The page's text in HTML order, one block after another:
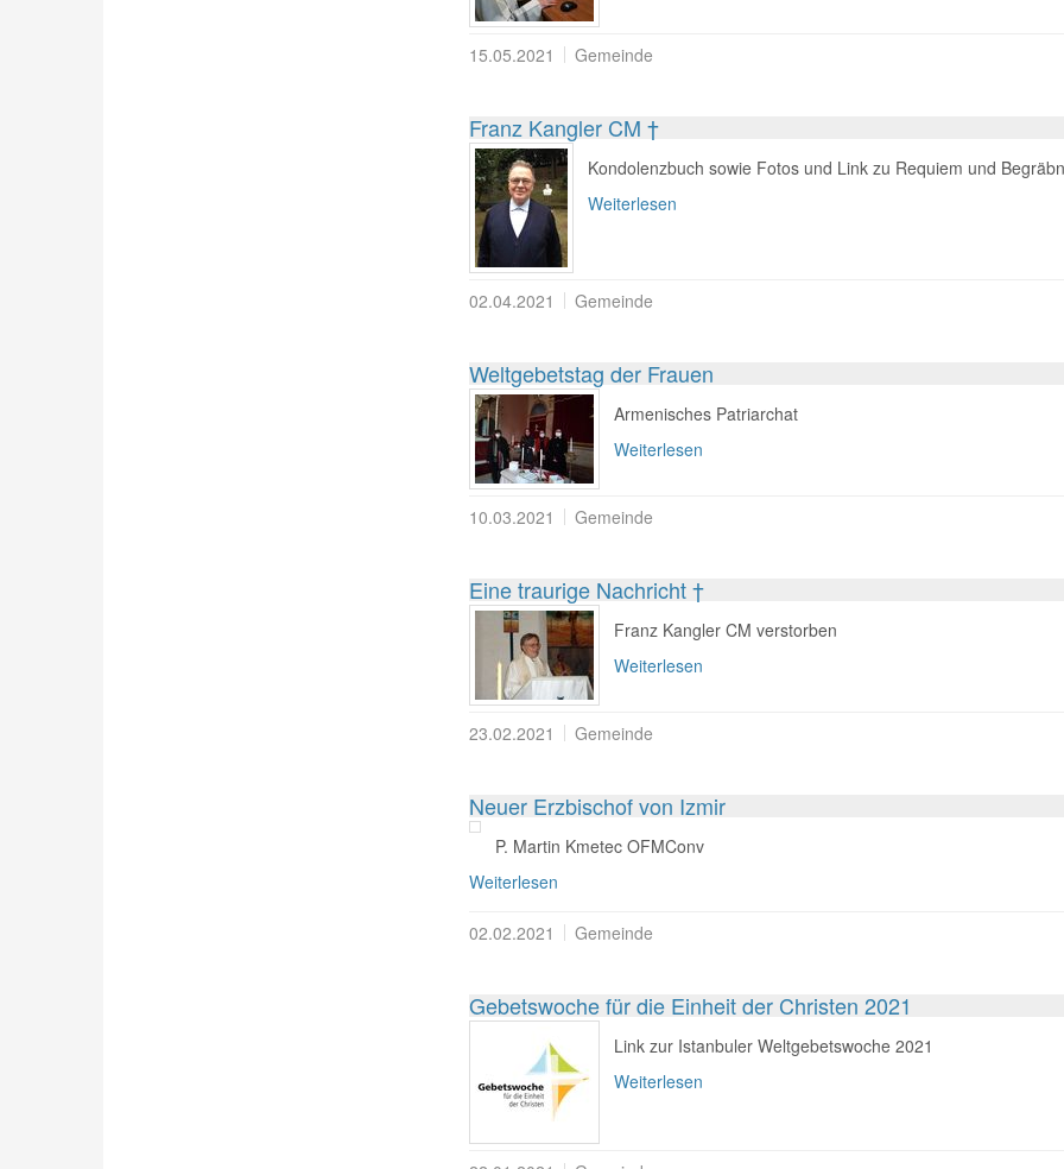
15.05.2021 Gemeinde
Franz Kangler CM †
Kondolenzbuch sowie Fotos und Link zu Requiem und
Weiterlesen
02.04.2021 Gemeinde
Weltgebetstag der Frauen
Armenisches Patriarchat
Weiterlesen
10.03.2021 Gemeinde
Eine traurige Nachricht †
Franz Kangler CM verstorben
Weiterlesen
23.02.2021 Gemeinde
Neuer Erzbischof von Izmir
P. Martin Kmetec OFMConv
Weiterlesen
02.02.2021 Gemeinde
Gebetswoche für die Einheit der Christen 2021
Link zur Istanbuler Weltgebetswoche 2021
Weiterlesen